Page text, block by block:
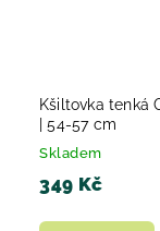
Kšiltovka tenká
| 54-57 cm
Skladem
349 Kč